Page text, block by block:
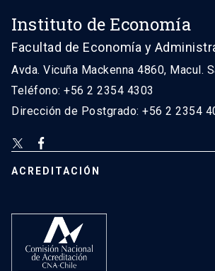
Instituto de Economía
Facultad de Economía y
Avda. Vicuña Mackenna 4860, Macul.
Teléfono: +56 2 2354 4303
Dirección de Postgrado: +56 2 2354
ACREDITACIÓN